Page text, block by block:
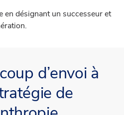
en désignant un successeur et
d’envoi à
de